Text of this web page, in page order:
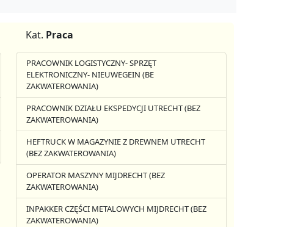
Kat. Praca
PRACOWNIK LOGISTYCZNY- SPRZĘT
ELEKTRONICZNY- NIEUWEGEIN (BE
ZAKWATEROWANIA)
PRACOWNIK DZIAŁU EKSPEDYCJI UTRECHT (BEZ
ZAKWATEROWANIA)
HEFTRUCK W MAGAZYNIE Z DREWNEM UTRECHT
(BEZ ZAKWATEROWANIA)
OPERATOR MASZYNY MIJDRECHT (BEZ
ZAKWATEROWANIA)
INPAKKER CZĘŚCI METALOWYCH MIJDRECHT (BEZ
ZAKWATEROWANIA)